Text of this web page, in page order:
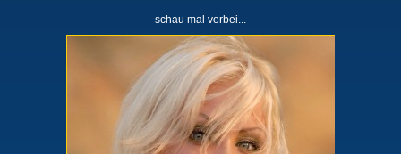
schau mal vorbei...